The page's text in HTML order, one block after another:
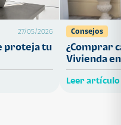
27/05/2026
proteja tu
Consejos
¿Comprar
Vivienda
Leer